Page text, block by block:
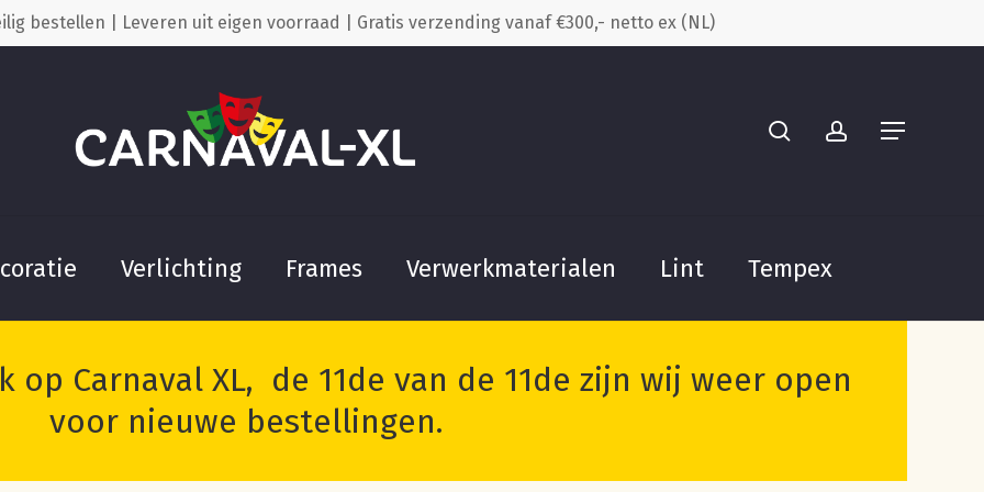
bestellen | Leveren uit eigen voorraad | Gratis verzending vanaf €300,- netto ex (NL)
Menu
Verlichting Frames Verwerkmaterialen Lint Tempex
Cart Close
op Carnaval XL, de 11de van de 11de zijn wij weer open
voor nieuwe bestellingen.
Je moetingelogd zijn om een beoordeling te plaatsen.